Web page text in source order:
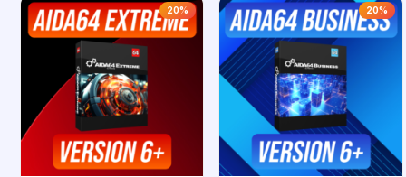
Купить Купить
20% 20%